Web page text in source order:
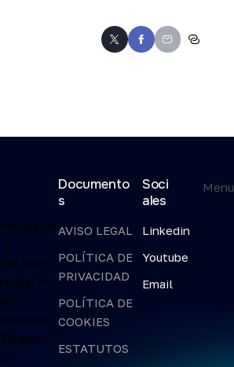
de
y
de lucro,
el
el
Documento
s
AVISO LEGAL
POLÍTICA DE
PRIVACIDAD
POLÍTICA DE
COOKIES
ESTATUTOS
Soci
ales
Linkedin
Youtube
Email
Menu